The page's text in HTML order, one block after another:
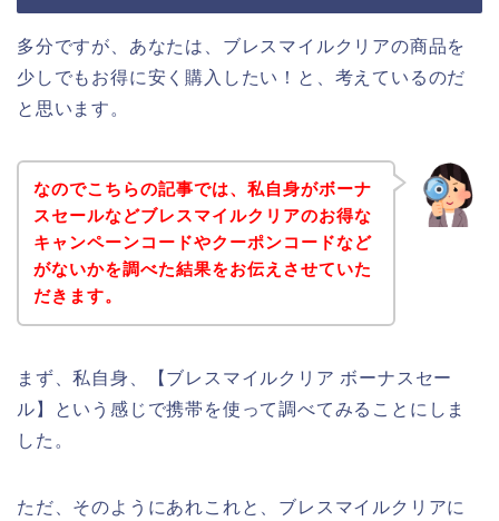
多分ですが、あなたは、ブレスマイルクリアの商品を
少しでもお得に安く購入したい！と、考えているのだ
と思います。
なのでこちらの記事では、私自身がボーナ
スセールなどブレスマイルクリアのお得な
キャンペーンコードやクーポンコードなど
がないかを調べた結果をお伝えさせていた
だきます。
まず、私自身、【ブレスマイルクリア ボーナスセー
ル】という感じで携帯を使って調べてみることにしま
した。
ただ、そのようにあれこれと、ブレスマイルクリアに